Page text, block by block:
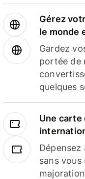
Gérez
le monde
Gardez
portée de
quelques
Une carte
sans vous